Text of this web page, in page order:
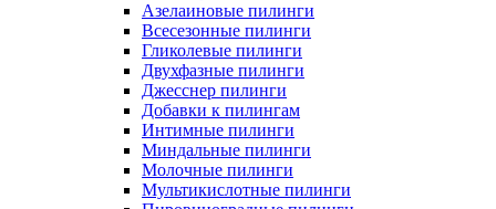
Азелаиновые пилинги
Всесезонные пилинги
Гликолевые пилинги
Двухфазные пилинги
Джесснер пилинги
Добавки к пилингам
Интимные пилинги
Миндальные пилинги
Молочные пилинги
Мультикислотные пилинги